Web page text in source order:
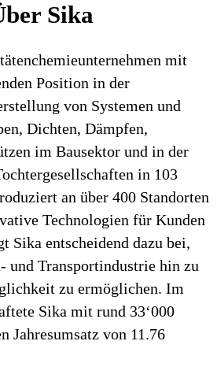
Sika
mit
Position in der
von Systemen und
Dichten, Dämpfen,
im Bausektor und in der
in 103
an über 400 Standorten
Technologien für Kunden
Sika entscheidend dazu bei,
und Transportindustrie hin zu
zu ermöglichen. Im
Sika mit rund 33‘000
Jahresumsatz von 11.76